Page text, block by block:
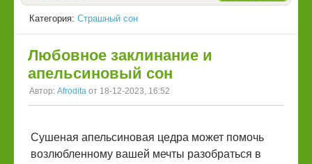
Категория: Страшный сон
Любовное заклинание и
апельсиновый сон
Автор: Afrodita от 18-12-2023, 16:52
Сушеная апельсиновая цедра может помочь
возлюбленному вашей мечты разобраться в